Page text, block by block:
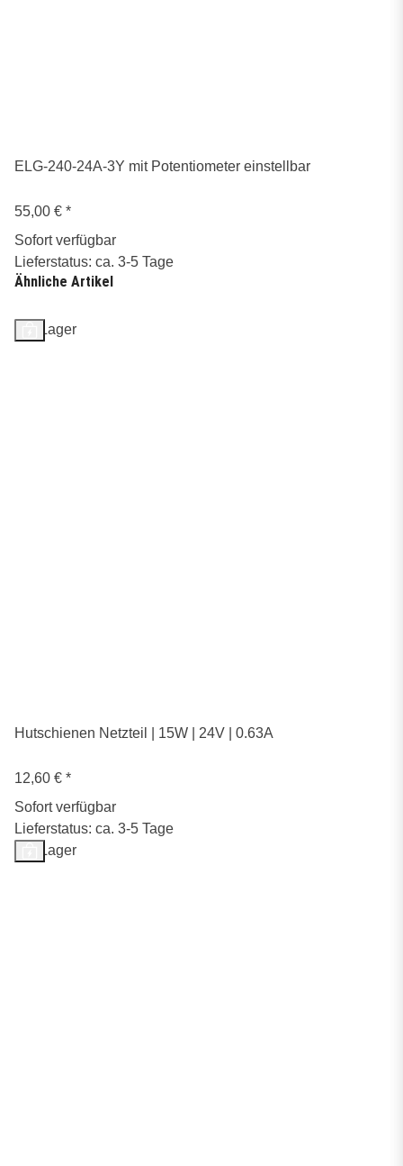
ELG-240-24A-3Y mit Potentiometer einstellbar
55,00 € *
Sofort verfügbar
Lieferstatus: ca. 3-5 Tage
Ähnliche Artikel
Auf Lager
Hutschienen Netzteil | 15W | 24V | 0.63A
12,60 € *
Sofort verfügbar
Lieferstatus: ca. 3-5 Tage
Auf Lager